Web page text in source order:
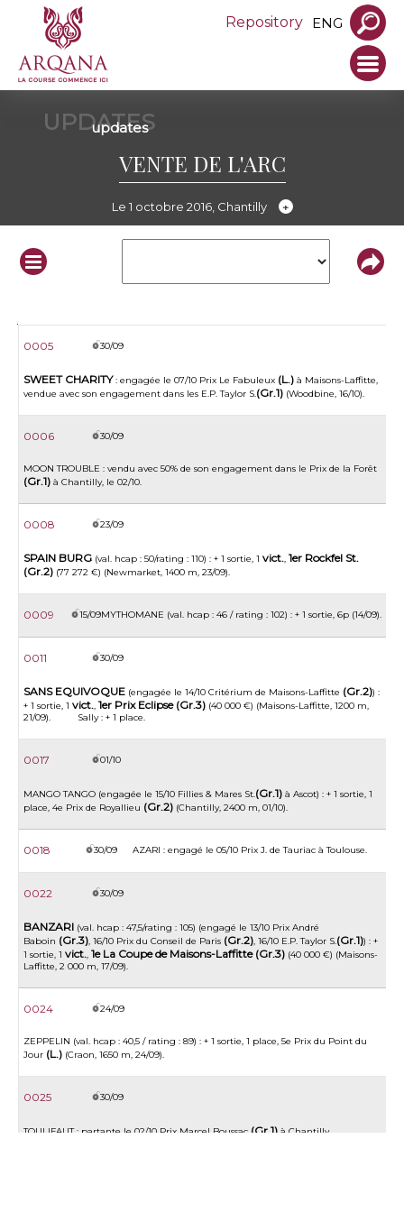
Repository ENG
UPDATES
updates
VENTE DE L'ARC
Le 1 octobre 2016, Chantilly
N°DateUpdate
0005 30/09
SWEET CHARITY: engagée le 07/10 Prix Le Fabuleux (L.) à Maisons-Laffitte,
vendue avec son engagement dans les E.P. Taylor S.(Gr.1) (Woodbine, 16/10).
0006 30/09
MOON TROUBLE : vendu avec 50% de son engagement dans le Prix de la Forêt
(Gr.1) à Chantilly, le 02/10.
0008 23/09
SPAIN BURG (val. hcap : 50/rating : 110) : + 1 sortie, 1 vict., 1er Rockfel St.
(Gr.2) (77 272 €) (Newmarket, 1400 m, 23/09).
0009 15/09MYTHOMANE (val. hcap : 46 / rating : 102) : + 1 sortie, 6p (14/09).
0011 30/09
SANS EQUIVOQUE (engagée le 14/10 Critérium de Maisons-Laffitte (Gr.2)) :
+ 1 sortie, 1 vict., 1er Prix Eclipse (Gr.3) (40 000 €) (Maisons-Laffitte, 1200 m,
21/09). Sally : + 1 place.
0017 01/10
MANGO TANGO (engagée le 15/10 Fillies & Mares St.(Gr.1) à Ascot) : + 1 sortie, 1
place, 4e Prix de Royallieu (Gr.2) (Chantilly, 2400 m, 01/10).
0018 30/09 AZARI : engagé le 05/10 Prix J. de Tauriac à Toulouse.
0022 30/09
BANZARI (val. hcap : 47,5/rating : 105) (engagé le 13/10 Prix André
Baboin (Gr.3), 16/10 Prix du Conseil de Paris (Gr.2), 16/10 E.P. Taylor S.(Gr.1)) : +
1 sortie, 1 vict., 1e La Coupe de Maisons-Laffitte (Gr.3) (40 000 €) (Maisons-
Laffitte, 2 000 m, 17/09).
0024 24/09
ZEPPELIN (val. hcap : 40,5 / rating : 89) : + 1 sortie, 1 place, 5e Prix du Point du
Jour (L.) (Craon, 1650 m, 24/09).
0025 30/09
TOULIFAUT : partante le 02/10 Prix Marcel Boussac (Gr.1) à Chantilly.